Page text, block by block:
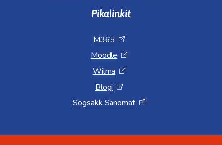
Pikalinkit
M365
Moodle
Wilma
Blogi
Sogsakk Sanomat